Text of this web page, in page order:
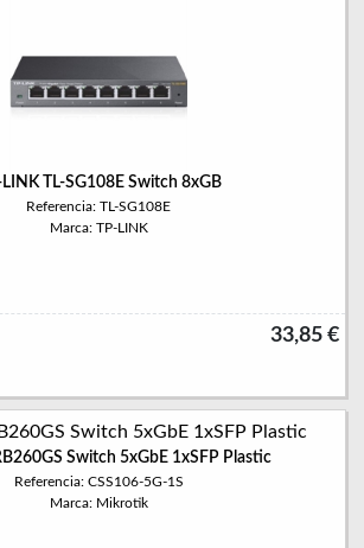
LINK TL-SG108E Switch 8xGB
Referencia: TL-SG108E
Marca: TP-LINK
33,85 €
Switch 5xGbE 1xSFP Plastic
Referencia: CSS106-5G-1S
Marca: Mikrotik